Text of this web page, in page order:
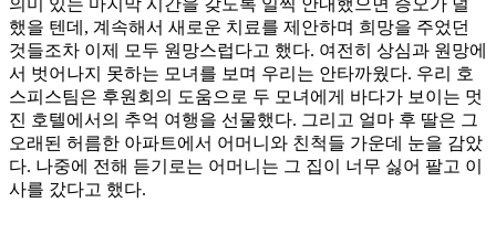
의미 있는 마지막 시간을 갖도록 일찍 안내했으면 증오가 덜
했을 텐데, 계속해서 새로운 치료를 제안하며 희망을 주었던
것들조차 이제 모두 원망스럽다고 했다. 여전히 상심과 원망에
서 벗어나지 못하는 모녀를 보며 우리는 안타까웠다. 우리 호
스피스팀은 후원회의 도움으로 두 모녀에게 바다가 보이는 멋
진 호텔에서의 추억 여행을 선물했다. 그리고 얼마 후 딸은 그
오래된 허름한 아파트에서 어머니와 친척들 가운데 눈을 감았
다. 나중에 전해 듣기로는 어머니는 그 집이 너무 싫어 팔고 이
사를 갔다고 했다.